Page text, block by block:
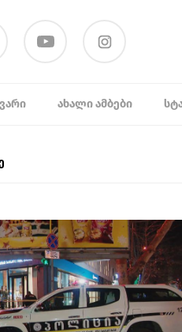
ᲐᲮᲐᲚᲘ ᲐᲛᲑᲔᲑᲘ